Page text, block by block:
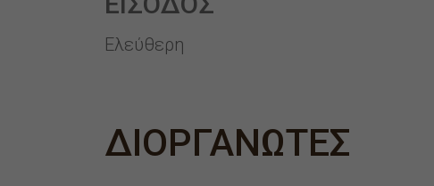
Ελεύθερη
ΔΙΟΡΓΑΝΩΤΕΣ